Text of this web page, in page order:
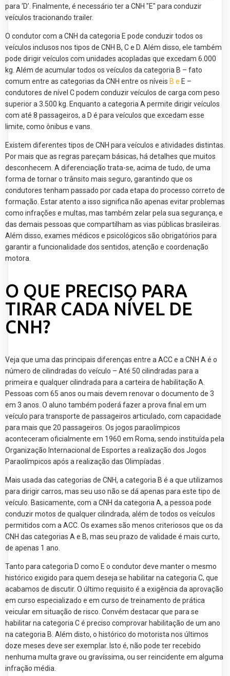
para ‘D’. Finalmente, é necessário ter a CNH "E" para conduzir
veículos tracionando trailer.
O condutor com a CNH da categoria E pode conduzir todos os
veículos inclusos nos tipos de CNH B, C e D. Além disso, ele também
pode dirigir veículos com unidades acopladas que excedam 6.000
kg. Além de acumular todos os veículos da categoria B – fato
comum entre as categorias da CNH entre os níveis B e E –
condutores de nível C podem conduzir veículos de carga com peso
superior a 3.500 kg. Enquanto a categoria A permite dirigir veículos
com até 8 passageiros, a D é para veículos que excedam esse
limite, como ônibus e vans.
Existem diferentes tipos de CNH para veículos e atividades distintas.
Por mais que as regras pareçam básicas, há detalhes que muitos
desconhecem. A diferenciação trata-se, acima de tudo, de uma
forma de tornar o trânsito mais seguro, garantindo que os
condutores tenham passado por cada etapa do processo correto de
formação. Estar atento a isso significa não apenas evitar problemas
como infrações e multas, mas também zelar pela sua segurança, e
das demais pessoas que compartilham as vias públicas brasileiras.
Além disso, exames médicos e psicológicos são obrigatórios para
garantir a funcionalidade dos sentidos, atenção e coordenação
motora.
O QUE PRECISO PARA
TIRAR CADA NÍVEL DE
CNH?
Veja que uma das principais diferenças entre a ACC e a CNH A é o
número de cilindradas do veículo – Até 50 cilindradas para a
primeira e qualquer cilindrada para a carteira de habilitação A.
Pessoas com 65 anos ou mais devem renovar o documento de 3
em 3 anos. O aluno também poderá fazer a prova final em um
veículo para transporte de passageiros articulado, com capacidade
para mais que 20 passageiros. Os jogos paraolímpicos
aconteceram oficialmente em 1960 em Roma, sendo instituída pela
Organização Internacional de Esportes a realização dos Jogos
Paraolímpicos após a realização das Olimpíadas .
Mais usada das categorias de CNH, a categoria B é a que utilizamos
para dirigir carros, mas seu uso não se dá apenas para este tipo de
veículo. Basicamente, com a CNH da categoria A, a pessoa pode
conduzir motos de qualquer cilindrada, além de todos os veículos
permitidos com a ACC. Os exames são menos criteriosos que os da
CNH das categorias A e B, mas seu prazo de validade é mais curto,
de apenas 1 ano.
Tanto para categoria D como E o condutor deve manter o mesmo
histórico exigido para quem deseja se habilitar na categoria C, que
acabamos de discutir. O último requisito é a exigência da aprovação
em curso especializado e em curso de treinamento de prática
veicular em situação de risco. Convém destacar que para se
habilitar na categoria C é preciso comprovar habilitação de um ano
na categoria B. Além disto, o histórico do motorista nos últimos
doze meses deve ser exemplar. Isto é, não pode ter recebido
nenhuma multa grave ou gravíssima, ou ser reincidente em alguma
infração média.